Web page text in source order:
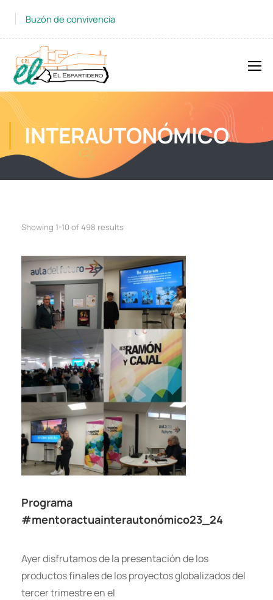
Buzón de convivencia
INTERAUTONÓMICO
Showing 1-10 of 498 results
Programa
#mentoractuainterautonómico23_24
Ayer disfrutamos de la presentación de los
productos finales de los proyectos globalizados del
tercer trimestre en el